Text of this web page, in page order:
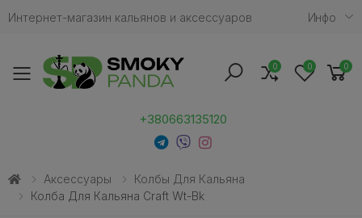
Интернет-магазин кальянов и аксессуаров Инфо
Toggle mobile menu
+380663135120
0 0 0
Аксессуары
Колбы Для Кальяна
Колба Для Кальяна Craft Wt-Bk